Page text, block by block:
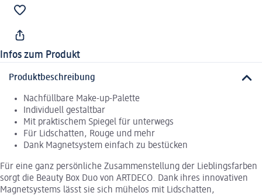
Infos zum Produkt
Produktbeschreibung
Nachfüllbare Make-up-Palette
Individuell gestaltbar
Mit praktischem Spiegel für unterwegs
Für Lidschatten, Rouge und mehr
Dank Magnetsystem einfach zu bestücken
Für eine ganz persönliche Zusammenstellung der Lieblingsfarben
sorgt die Beauty Box Duo von ARTDECO. Dank ihres innovativen
Magnetsystems lässt sie sich mühelos mit Lidschatten,